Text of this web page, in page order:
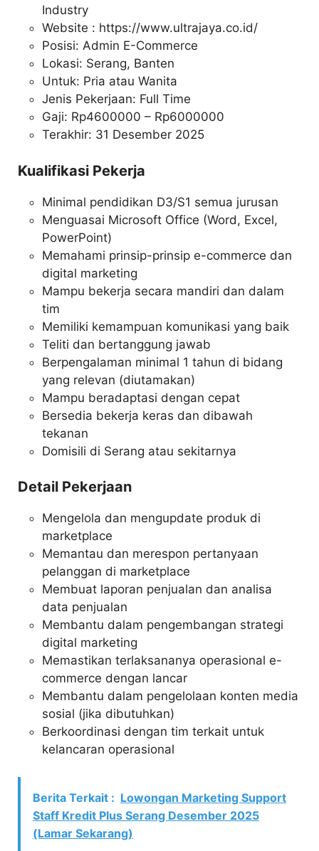
Industry
Website : https://www.ultrajaya.co.id/
Posisi: Admin E-Commerce
Lokasi: Serang, Banten
Untuk: Pria atau Wanita
Jenis Pekerjaan: Full Time
Gaji: Rp4600000 – Rp6000000
Terakhir: 31 Desember 2025
Kualifikasi Pekerja
Minimal pendidikan D3/S1 semua jurusan
Menguasai Microsoft Office (Word, Excel,
PowerPoint)
Memahami prinsip-prinsip e-commerce dan
digital marketing
Mampu bekerja secara mandiri dan dalam
tim
Memiliki kemampuan komunikasi yang baik
Teliti dan bertanggung jawab
Berpengalaman minimal 1 tahun di bidang
yang relevan (diutamakan)
Mampu beradaptasi dengan cepat
Bersedia bekerja keras dan dibawah
tekanan
Domisili di Serang atau sekitarnya
Detail Pekerjaan
Mengelola dan mengupdate produk di
marketplace
Memantau dan merespon pertanyaan
pelanggan di marketplace
Membuat laporan penjualan dan analisa
data penjualan
Membantu dalam pengembangan strategi
digital marketing
Memastikan terlaksananya operasional e-
commerce dengan lancar
Membantu dalam pengelolaan konten media
sosial (jika dibutuhkan)
Berkoordinasi dengan tim terkait untuk
kelancaran operasional
Berita Terkait : Lowongan Marketing Support
Staff Kredit Plus Serang Desember 2025
(Lamar Sekarang)